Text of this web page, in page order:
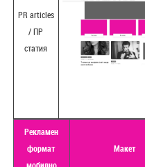
PR articles
/ ПР
статия
Рекламен
формат
Макет